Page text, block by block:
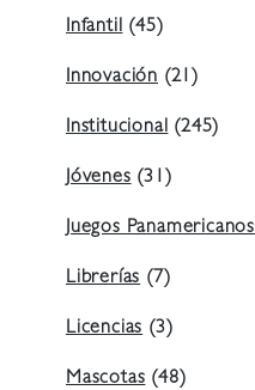
Infantil (45)
Innovación (21)
Institucional (245)
Jóvenes (31)
Juegos Panamericanos
Librerías (7)
Licencias (3)
Mascotas (48)